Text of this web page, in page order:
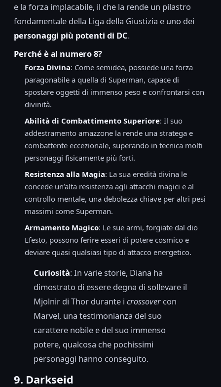
e la forza implacabile, il che la rende un pilastro
fondamentale della Liga della Giustizia e uno dei
personaggi più potenti di DC.
Perché è al numero 8?
Forza Divina: Come semidea, possiede una forza
paragonabile a quella di Superman, capace di
spostare oggetti di immenso peso e confrontarsi con
divinità.
Abilità di Combattimento Superiore: Il suo
addestramento amazzone la rende una stratega e
combattente eccezionale, superando in tecnica molti
personaggi fisicamente più forti.
Resistenza alla Magia: La sua eredità divina le
concede un’alta resistenza agli attacchi magici e al
controllo mentale, una debolezza chiave per altri pesi
massimi come Superman.
Armamento Magico: Le sue armi, forgiate dal dio
Efesto, possono ferire esseri di potere cosmico e
deviare quasi qualsiasi tipo di attacco energetico.
Curiosità: In varie storie, Diana ha
dimostrato di essere degna di sollevare il
Mjolnir di Thor durante i crossover con
Marvel, una testimonianza del suo
carattere nobile e del suo immenso
potere, qualcosa che pochissimi
personaggi hanno conseguito.
9. Darkseid